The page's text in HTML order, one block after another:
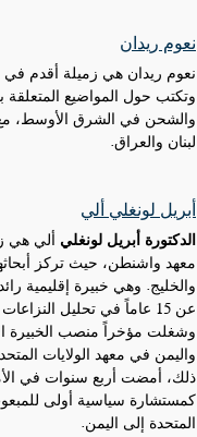
نعوم ريدان
نعوم ريدان هي زميلة أقدم
وتكتب حول المواضيع المتعلقة
والشحن في الشرق الأوسط،
لبنان والعراق.
أبريل لونغلي ألي
الدكتورة أبريل لونغلي ألي هي
معهد واشنطن، حيث تركز
والخليج. وهي خبيرة إقليمية
عن 15 عاماً في تحليل
وشغلت مؤخراً منصب الخبيرة
واليمن في معهد الولايات
ذلك، أمضت أربع سنوات في
كمستشارة سياسية أولى
المتحدة إلى اليمن.